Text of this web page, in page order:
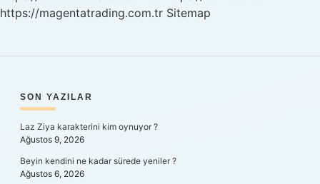
https://magentatrading.com.tr Sitemap
SIDEBAR
SON YAZILAR
Laz Ziya karakterini kim oynuyor ?
Ağustos 9, 2026
Beyin kendini ne kadar sürede yeniler ?
Ağustos 6, 2026